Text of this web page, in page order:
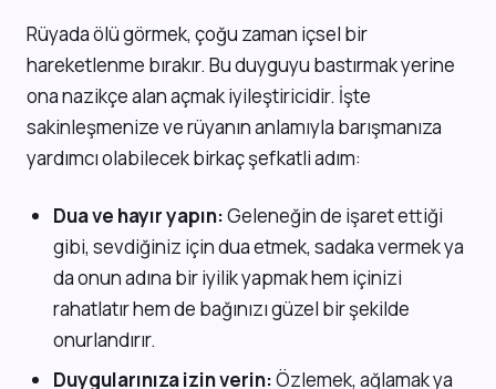
Rüyada ölü görmek, çoğu zaman içsel bir
hareketlenme bırakır. Bu duyguyu bastırmak yerine
ona nazikçe alan açmak iyileştiricidir. İşte
sakinleşmenize ve rüyanın anlamıyla barışmanıza
yardımcı olabilecek birkaç şefkatli adım:
Dua ve hayır yapın:Geleneğin de işaret ettiği
gibi, sevdiğiniz için dua etmek, sadaka vermek ya
da onun adına bir iyilik yapmak hem içinizi
rahatlatır hem de bağınızı güzel bir şekilde
onurlandırır.
Duygularınıza izin verin:Özlemek, ağlamak ya